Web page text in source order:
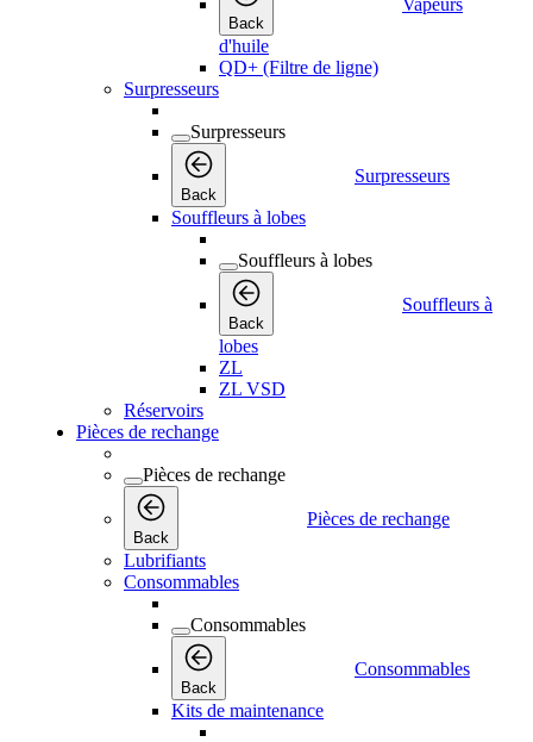
Back
Vapeurs
d'huile
QD+ (Filtre de ligne)
Surpresseurs
Surpresseurs
Back
Surpresseurs
Souffleurs à lobes
Souffleurs à lobes
Back
Souffleurs à
lobes
ZL
ZL VSD
Réservoirs
Pièces de rechange
Pièces de rechange
Back
Pièces de rechange
Lubrifiants
Consommables
Consommables
Back
Consommables
Kits de maintenance